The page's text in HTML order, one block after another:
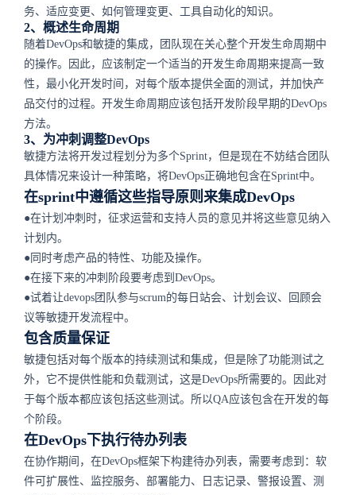
务、适应变更、如何管理变更、工具自动化的知识。
2、概述生命周期
随着DevOps和敏捷的集成，团队现在关心整个开发生命周期中
的操作。因此，应该制定一个适当的开发生命周期来提高一致
性，最小化开发时间，对每个版本提供全面的测试，并加快产
品交付的过程。开发生命周期应该包括开发阶段早期的DevOps
方法。
3、为冲刺调整DevOps
敏捷方法将开发过程划分为多个Sprint，但是现在不妨结合团队
具体情况来设计一种策略，将DevOps正确地包含在Sprint中。
在sprint中遵循这些指导原则来集成DevOps
●在计划冲刺时，征求运营和支持人员的意见并将这些意见纳入
计划内。
●同时考虑产品的特性、功能及操作。
●在接下来的冲刺阶段要考虑到DevOps。
●试着让devops团队参与scrum的每日站会、计划会议、回顾会
议等敏捷开发流程中。
包含质量保证
敏捷包括对每个版本的持续测试和集成，但是除了功能测试之
外，它不提供性能和负载测试，这是DevOps所需要的。因此对
于每个版本都应该包括这些测试。所以QA应该包含在开发的每
个阶段。
在DevOps下执行待办列表
在协作期间，在DevOps框架下构建待办列表，需要考虑到：软
件可扩展性、监控服务、部署能力、日志记录、警报设置、测